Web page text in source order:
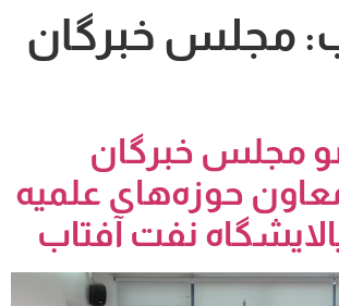
مجلس خبرگان
مجلس خبرگان
حوزه‌های علمیه
نفت آفتاب